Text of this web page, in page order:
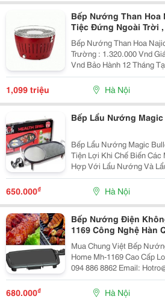
Bếp Nướng Than Hoa
Bếp Nướng Than Hoa Najico
Trường : 1.320.000 Vnd Giá Khuyến Mại Còn: 1.100.000
Vnd Bảo Hành 12 Tháng Tại Nhà Lien Hệ Mua Hàng :
0982.88.26.29 - 0917.555.286 Giao Hàng Và
Tại Nhà Trên Toàn Quốc
1,099 triệu Hà Nội
Bếp Lẩu Nướng
Bếp Lẩu Nướng Magic
Tiện Lợi Khi Chế Biến
Hợp Với Lẩu Nướng Và
0923.555.772 Đ/C: Số 3
- Hà Nội. Bếp Nướng Điện
650.000₫ Hà Nội
Bếp Nướng Điện
1169 Công Nghệ Hàn
Mua Chung Việt Bếp Nướng Điện Không Khói Magic
Home Mh-1169 Cao Cấp Loại 1 Hotline: 046 29
094 886 8862 Email: Hotro@Muachungvietnam.net
Website:
680.000₫ Hà Nội